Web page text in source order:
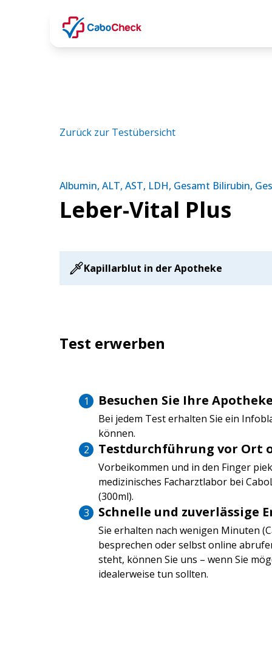
Zurück zur Testübersicht
Albumin, ALT, AST, LDH, Gesamt Bilirubin,
Leber-Vital Plus
Kapillarblut in der Apotheke
Test erwerben
Besuchen Sie Ihre
Bei jedem Test erhalten Sie ein
können.
Testdurchführung vor Ort
Vorbeikommen und in den Finger
medizinisches Facharztlabor bei
(300ml).
Schnelle und zuverlässige
Sie erhalten nach wenigen Minuten
besprechen oder selbst online
steht, können Sie uns – wenn Sie
idealerweise tun sollten.